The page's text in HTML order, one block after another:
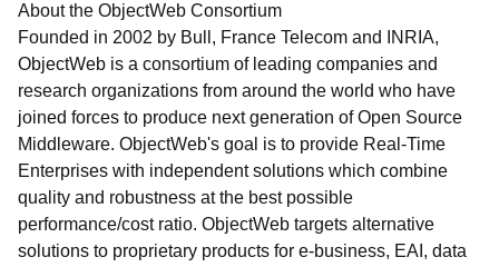
About the ObjectWeb Consortium
Founded in 2002 by Bull, France Telecom and INRIA,
ObjectWeb is a consortium of leading companies and
research organizations from around the world who have
joined forces to produce next generation of Open Source
Middleware. ObjectWeb's goal is to provide Real-Time
Enterprises with independent solutions which combine
quality and robustness at the best possible
performance/cost ratio. ObjectWeb targets alternative
solutions to proprietary products for e-business, EAI, data